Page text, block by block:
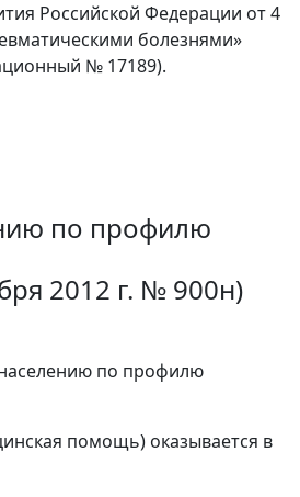
Российской Федерации от 4
болезнями»
№ 17189).
по профилю
2012 г. № 900н)
по профилю
помощь) оказывается в